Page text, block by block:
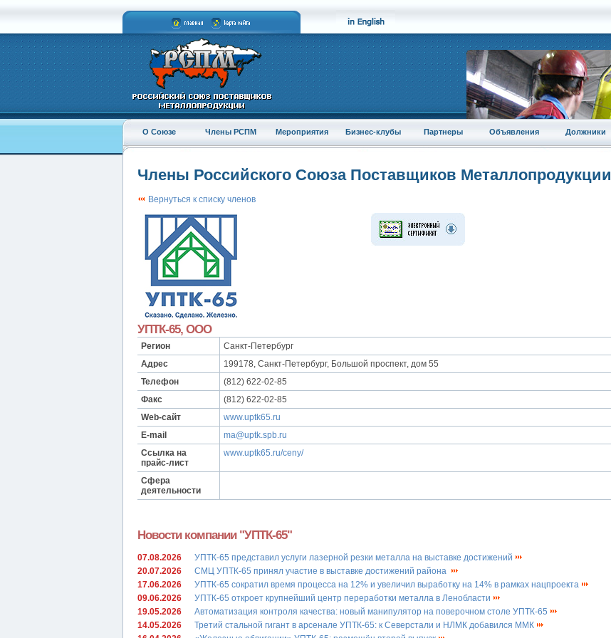
О Союзе Члены РСПМ Мероприятия Бизнес-клубы Партнеры Объявления Должники
Члены Российского Союза Поставщиков Металлопродукции
Вернуться к списку членов
УПТК-65, ООО
Регион
Санкт-Петербург
Адрес
199178, Санкт-Петербург, Большой проспект, дом 55
Телефон
(812) 622-02-85
Факс
(812) 622-02-85
Web-сайт
www.uptk65.ru
E-mail
ma@uptk.spb.ru
Ссылка на
прайс-лист
www.uptk65.ru/ceny/
Сфера
деятельности
Новости компании "УПТК-65"
07.08.2026
УПТК-65 представил услуги лазерной резки металла на выставке достижений
20.07.2026
СМЦ УПТК-65 принял участие в выставке достижений района
17.06.2026
УПТК-65 сократил время процесса на 12% и увеличил выработку на 14% в рамках нацпроекта
09.06.2026
УПТК-65 откроет крупнейший центр переработки металла в Ленобласти
19.05.2026
Автоматизация контроля качества: новый манипулятор на поверочном столе УПТК-65
14.05.2026
Третий стальной гигант в арсенале УПТК-65: к Северстали и НЛМК добавился ММК